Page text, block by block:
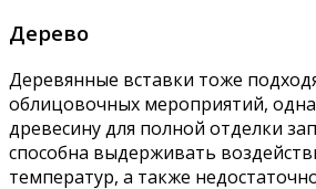
Дерево
Деревянные вставки тоже
облицовочных мероприятий,
древесину для полной отделки
способна выдерживать
температур, а также